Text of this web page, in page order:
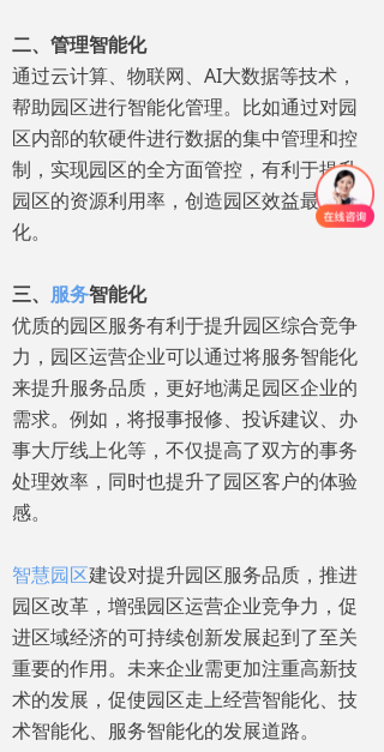
二、管理智能化
通过云计算、物联网、AI大数据等技术，
帮助园区进行智能化管理。比如通过对园
区内部的软硬件进行数据的集中管理和控
制，实现园区的全方面管控，有利于提升
园区的资源利用率，创造园区效益最大
化。
三、 服务智能化
优质的园区服务有利于提升园区综合竞争
力，园区运营企业可以通过将服务智能化
来提升服务品质，更好地满足园区企业的
需求。例如，将报事报修、投诉建议、办
事大厅线上化等，不仅提高了双方的事务
处理效率，同时也提升了园区客户的体验
感。
智慧园区建设对提升园区服务品质，推进
园区改革，增强园区运营企业竞争力，促
进区域经济的可持续创新发展起到了至关
重要的作用。未来企业需更加注重高新技
术的发展，促使园区走上经营智能化、技
术智能化、服务智能化的发展道路。